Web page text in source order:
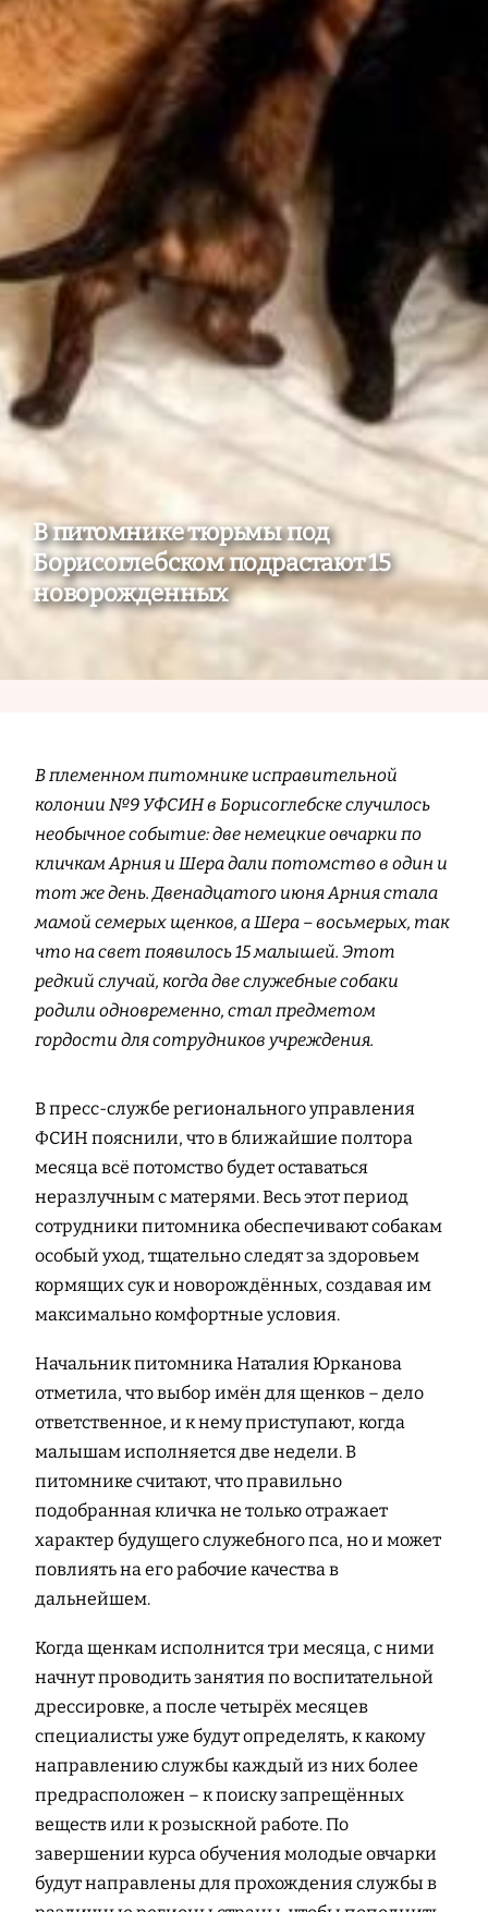
В питомнике тюрьмы под
Борисоглебском подрастают 15
новорожденных
В племенном питомнике исправительной
колонии №9 УФСИН в Борисоглебске случилось
необычное событие: две немецкие овчарки по
кличкам Арния и Шера дали потомство в один и
тот же день. Двенадцатого июня Арния стала
мамой семерых щенков, а Шера – восьмерых, так
что на свет появилось 15 малышей. Этот
редкий случай, когда две служебные собаки
родили одновременно, стал предметом
гордости для сотрудников учреждения.
В пресс-службе регионального управления
ФСИН пояснили, что в ближайшие полтора
месяца всё потомство будет оставаться
неразлучным с матерями. Весь этот период
сотрудники питомника обеспечивают собакам
особый уход, тщательно следят за здоровьем
кормящих сук и новорождённых, создавая им
максимально комфортные условия.
Начальник питомника Наталия Юрканова
отметила, что выбор имён для щенков – дело
ответственное, и к нему приступают, когда
малышам исполняется две недели. В
питомнике считают, что правильно
подобранная кличка не только отражает
характер будущего служебного пса, но и может
повлиять на его рабочие качества в
дальнейшем.
Когда щенкам исполнится три месяца, с ними
начнут проводить занятия по воспитательной
дрессировке, а после четырёх месяцев
специалисты уже будут определять, к какому
направлению службы каждый из них более
предрасположен – к поиску запрещённых
веществ или к розыскной работе. По
завершении курса обучения молодые овчарки
будут направлены для прохождения службы в